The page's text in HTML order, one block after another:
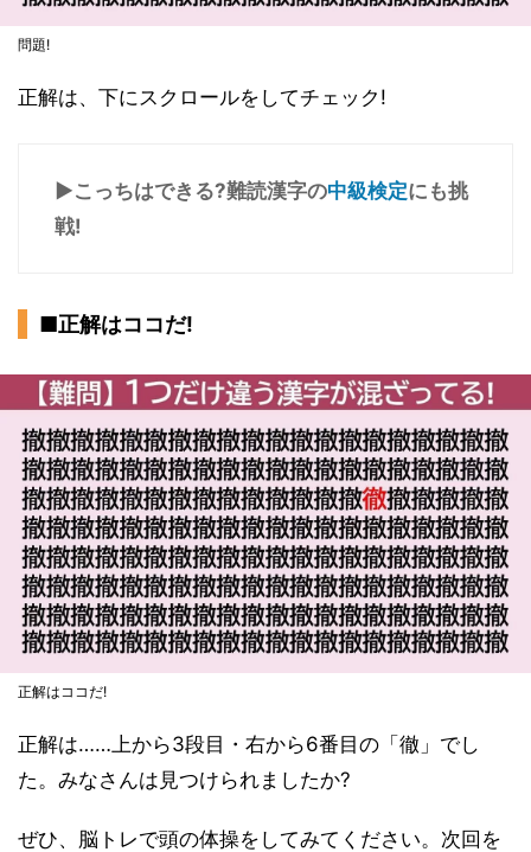
問題!
正解は、下にスクロールをしてチェック!
▶こっちはできる?難読漢字の中級検定にも挑
戦!
■正解はココだ!
正解はココだ!
正解は……上から3段目・右から6番目の「徹」でし
た。みなさんは見つけられましたか?
ぜひ、脳トレで頭の体操をしてみてください。次回を